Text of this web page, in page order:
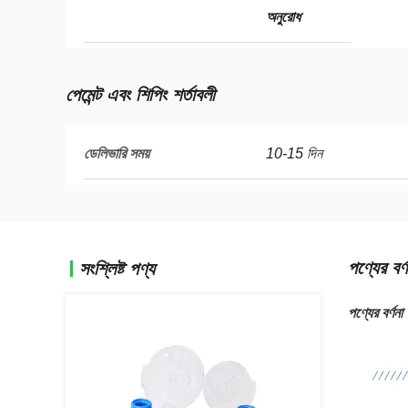
অনুরোধ
পেমেন্ট এবং শিপিং শর্তাবলী
ডেলিভারি সময় 10-15 দিন
সংশ্লিষ্ট পণ্য পণ্যের
পণ্যের বর্ণনা